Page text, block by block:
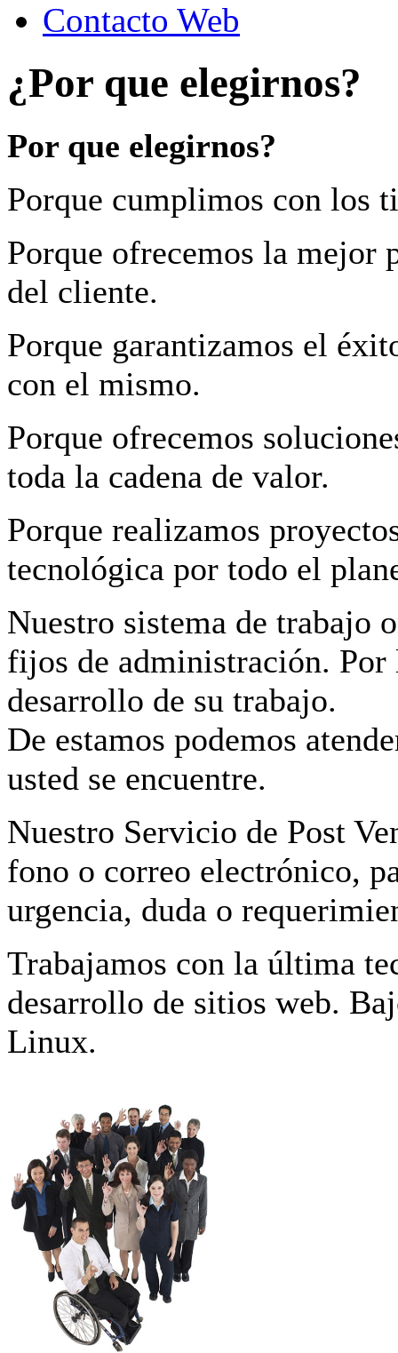
Contacto Web
¿Por que elegirnos?
Por que elegirnos?
Porque cumplimos con los
Porque ofrecemos la mejor
del cliente.
Porque garantizamos el
con el mismo.
Porque ofrecemos
toda la cadena de valor.
Porque realizamos
tecnológica por todo el
Nuestro sistema de trabajo
fijos de administración. Por
desarrollo de su trabajo.
De estamos podemos
usted se encuentre.
Nuestro Servicio de Post
fono o correo electrónico,
urgencia, duda o
Trabajamos con la última
desarrollo de sitios web.
Linux.